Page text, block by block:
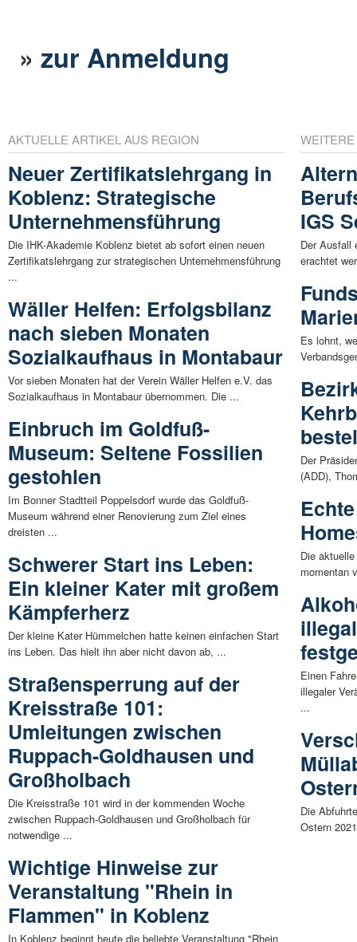
»zur Anmeldung
AKTUELLE ARTIKEL AUS REGION
Neuer Zertifikatslehrgang in
Koblenz: Strategische
Unternehmensführung
Die IHK-Akademie Koblenz bietet ab sofort einen neuen
Zertifikatslehrgang zur strategischen Unternehmensführung
...
Wäller Helfen: Erfolgsbilanz
nach sieben Monaten
Sozialkaufhaus in Montabaur
Vor sieben Monaten hat der Verein Wäller Helfen e.V. das
Sozialkaufhaus in Montabaur übernommen. Die ...
Einbruch im Goldfuß-
Museum: Seltene Fossilien
gestohlen
Im Bonner Stadtteil Poppelsdorf wurde das Goldfuß-
Museum während einer Renovierung zum Ziel eines
dreisten ...
Schwerer Start ins Leben:
Ein kleiner Kater mit großem
Kämpferherz
Der kleine Kater Hümmelchen hatte keinen einfachen Start
ins Leben. Das hielt ihn aber nicht davon ab, ...
Straßensperrung auf der
Kreisstraße 101:
Umleitungen zwischen
Ruppach-Goldhausen und
Großholbach
Die Kreisstraße 101 wird in der kommenden Woche
zwischen Ruppach-Goldhausen und Großholbach für
notwendige ...
Wichtige Hinweise zur
Veranstaltung "Rhein in
Flammen" in Koblenz
In Koblenz beginnt heute die beliebte Veranstaltung "Rhein
IGS
Der Ausfall
erachtet
Es lohnt,
Der
(ADD),
Die
momentan
Einen
illegaler
...
Die
Ostern